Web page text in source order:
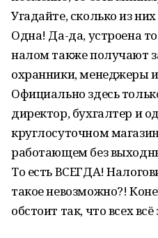
Угадайте, сколько из
Одна! Да-да, устроена
налом также получают
охранники, менеджеры
Официально здесь
директор, бухгалтер и
круглосуточном
работающем без
То есть ВСЕГДА!
такое невозможно?!
обстоит так, что всех